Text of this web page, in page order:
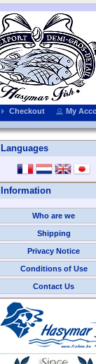
Checkout My
Languages
Information
Who are we
Shipping
Privacy Notice
Conditions of Use
Contact Us
We Accept